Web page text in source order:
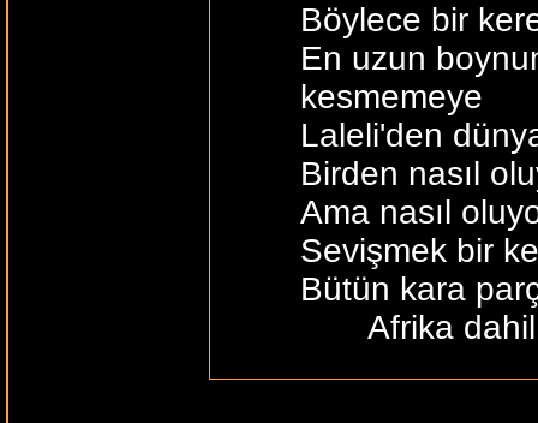
Böylece bir
En uzun
kesmemeye
Laleli'den
Birden nasıl
Ama nasıl
Sevişmek bir
Bütün kara
Afrika dahil